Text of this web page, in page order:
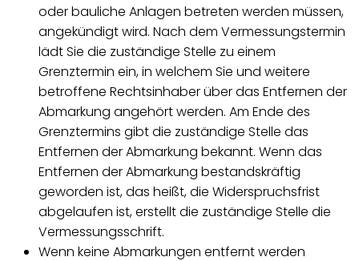
oder bauliche Anlagen betreten werden müssen,
angekündigt wird. Nach dem Vermessungstermin
lädt Sie die zuständige Stelle zu einem
Grenztermin ein, in welchem Sie und weitere
betroffene Rechtsinhaber über das Entfernen der
Abmarkung angehört werden. Am Ende des
Grenztermins gibt die zuständige Stelle das
Entfernen der Abmarkung bekannt. Wenn das
Entfernen der Abmarkung bestandskräftig
geworden ist, das heißt, die Widerspruchsfrist
abgelaufen ist, erstellt die zuständige Stelle die
Vermessungsschrift.
Wenn keine Abmarkungen entfernt werden